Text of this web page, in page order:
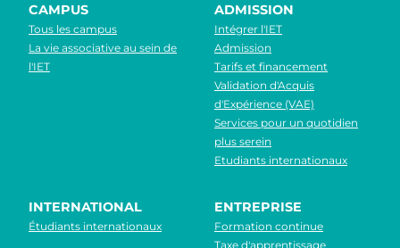
CAMPUS
Tous les campus
La vie associative au sein de
l'IET
ADMISSION
Intégrer l'IET
Admission
Tarifs et financement
Validation d'Acquis
d'Expérience (VAE)
Services pour un quotidien
plus serein
Etudiants internationaux
INTERNATIONAL
Étudiants internationaux
ENTREPRISE
Formation continue
Taxe d'apprentissage